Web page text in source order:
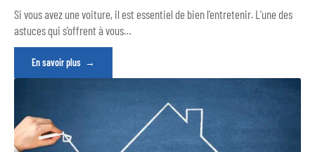
Si vous avez une voiture, il est essentiel de bien l’entretenir. L’une des
astuces qui s’offrent à vous…
En savoir plus